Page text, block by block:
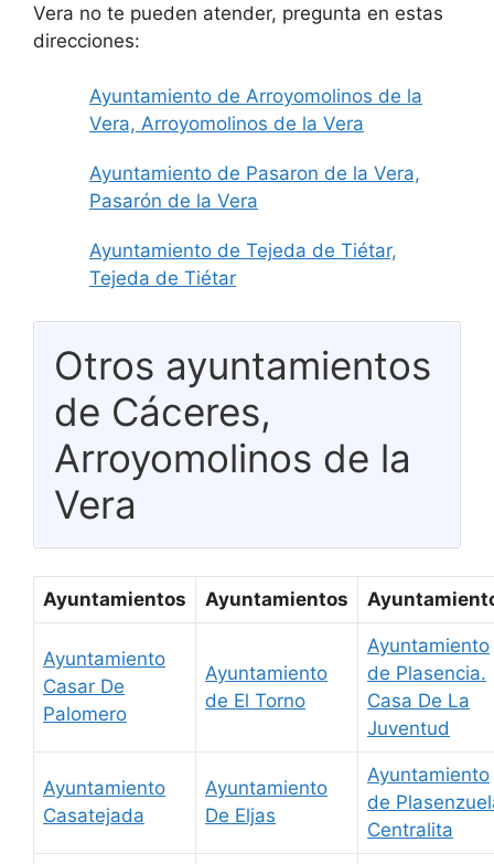
Vera no te pueden atender, pregunta en estas
direcciones:
Ayuntamiento de Arroyomolinos de la
Vera, Arroyomolinos de la Vera
Ayuntamiento de Pasaron de la Vera,
Pasarón de la Vera
Ayuntamiento de Tejeda de Tiétar,
Tejeda de Tiétar
Otros ayuntamientos
de Cáceres,
Arroyomolinos de la
Vera
Ayuntamientos Ayuntamientos
Ayuntamiento
Casar De
Palomero
Ayuntamiento
de El Torno
Ayuntamiento
de Plasencia.
Casa De La
Juventud
Ayuntamiento
Casatejada
Ayuntamiento
De Eljas
Ayuntamiento
de
Centralita